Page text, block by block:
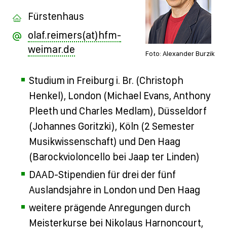
Foto: Alexander Burzik
Fürstenhaus
olaf.reimers(at)hfm-
weimar.de
Studium in Freiburg i. Br. (Christoph
Henkel), London (Michael Evans, Anthony
Pleeth und Charles Medlam), Düsseldorf
(Johannes Goritzki), Köln (2 Semester
Musikwissenschaft) und Den Haag
(Barockvioloncello bei Jaap ter Linden)
DAAD-Stipendien für drei der fünf
Auslandsjahre in London und Den Haag
weitere prägende Anregungen durch
Meisterkurse bei Nikolaus Harnoncourt,